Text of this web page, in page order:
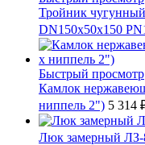
Тройник
DN150х50х150
Быстрый просмотр
Камлок
ниппель 2") 5 314
Люк замерный ЛЗ-